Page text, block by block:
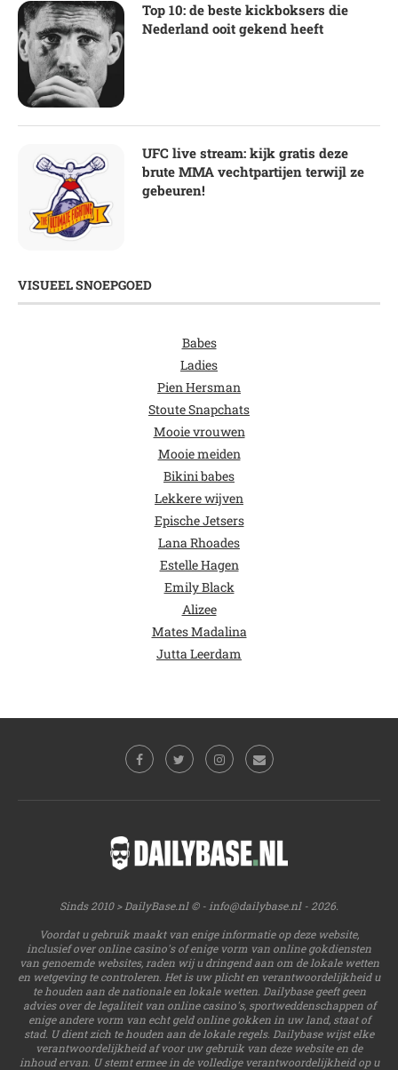
Top 10: de beste kickboksers die
Nederland ooit gekend heeft
UFC live stream: kijk gratis deze
brute MMA vechtpartijen terwijl ze
gebeuren!
VISUEEL SNOEPGOED
Babes
Ladies
Pien Hersman
Stoute Snapchats
Mooie vrouwen
Mooie meiden
Bikini babes
Lekkere wijven
Epische Jetsers
Lana Rhoades
Estelle Hagen
Emily Black
Alizee
Mates Madalina
Jutta Leerdam
Sinds 2010 > DailyBase.nl © - info@dailybase.nl- 2026.
Voordat u gebruik maakt van enige informatie op deze website,
inclusief over online casino's of enige vorm van online gokdiensten
van genoemde websites, raden wij u dringend aan om de lokale wetten
en wetgeving te controleren. Het is uw plicht en verantwoordelijkheid u
te houden aan de nationale en lokale wetten. Dailybase geeft geen
advies over de legaliteit van online casino's, sportweddenschappen of
enige andere vorm van echt geld online gokken in uw land, staat of
stad. U dient zich te houden aan de lokale regels. Dailybase wijst elke
verantwoordelijkheid af voor uw gebruik van deze website en de
inhoud ervan. U stemt ermee in de volledige verantwoordelijkheid op u